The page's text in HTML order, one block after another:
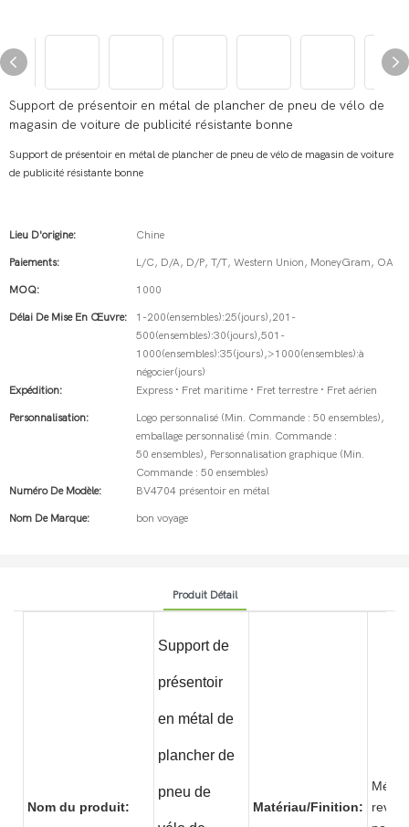
Support de présentoir en métal de plancher de pneu de vélo de
magasin de voiture de publicité résistante bonne
Support de présentoir en métal de plancher de pneu de vélo de magasin de voiture
de publicité résistante bonne
Lieu D'origine: Chine
Paiements: L/C, D/A, D/P, T/T, Western Union, MoneyGram, OA
MOQ: 1000
Délai De Mise En Œuvre:
1-200(ensembles):25(jours),201-
500(ensembles):30(jours),501-
1000(ensembles):35(jours),>1000(ensembles):à
négocier(jours)
Expédition:
Express · Fret maritime · Fret terrestre · Fret aérien
Personnalisation:
Logo personnalisé (Min. Commande : 50 ensembles),
emballage personnalisé (min. Commande :
50 ensembles), Personnalisation graphique (Min.
Commande : 50 ensembles)
Numéro De Modèle:
BV4704 présentoir en métal
Nom De Marque: bon voyage
Produit Détail
Nom du produit:
Support de
présentoir
en métal de
plancher de
pneu de
Matériau/Finition:
Métal